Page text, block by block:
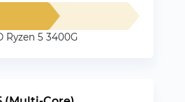
Ryzen 5 3400G